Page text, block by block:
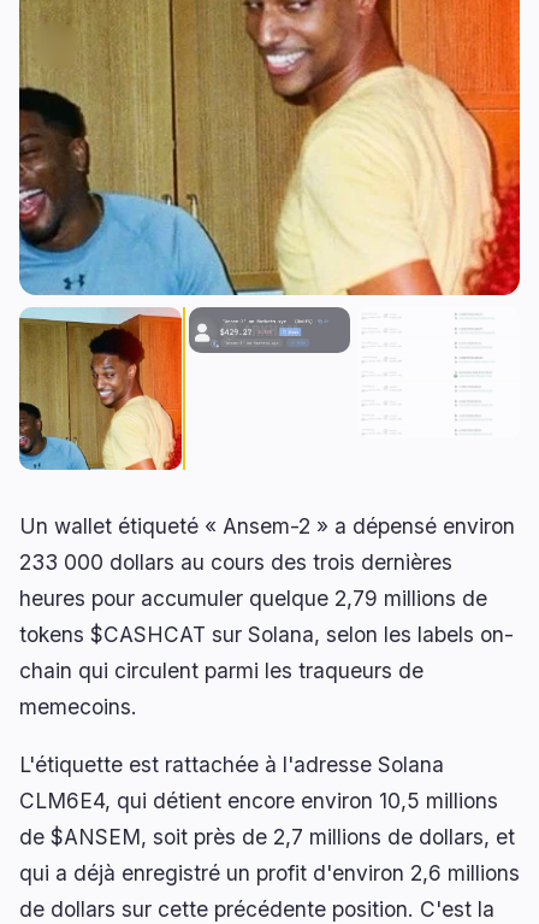
Dérivés
RWA
IA
Minage
Affaires
Institutionnel
Financement 0
Paiements 1
Partenariats
Adoption
0
Ethereum 0
Solana 0
0
Autres Chaînes 1
🔥 Tendances actuelles dernières 3h
BEARISH il y a 52 minutes
Nonfarm payrolls : 23 000 emplois, chômage à 4,1
%
BULLISH
NEUTRAL il y a 1 heure
Bitcoin : le fork BIP-110 cale après seulement
deux blocs
↑ ↓ naviguer ↵ ouvrir esc fermer
Un wallet étiqueté « Ansem-2 » a dépensé environ
233 000 dollars au cours des trois dernières
heures pour accumuler quelque 2,79 millions de
tokens $CASHCAT sur Solana, selon les labels on-
chain qui circulent parmi les traqueurs de
memecoins.
L'étiquette est rattachée à l'adresse Solana
CLM6E4, qui détient encore environ 10,5 millions
de $ANSEM, soit près de 2,7 millions de dollars, et
qui a déjà enregistré un profit d'environ 2,6 millions
de dollars sur cette précédente position. C'est la